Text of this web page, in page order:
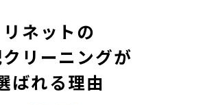
リネットの
リーニングが
ばれる理由